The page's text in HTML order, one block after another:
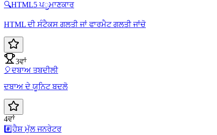
🔍HTML5 ਪ್ರਮਾਣਕਾਰ
HTML ਦੀ ਸੰਟੈਕਸ ਗਲਤੀ ਜਾਂ ਫਾਰਮੈਟ ਗਲਤੀ ਜਾਂਚੋ
3ਵਾਂ
🎈ਦਬਾਅ ਤਬਦੀਲੀ
ਦਬਾਅ ਦੇ ਯੂਨਿਟ ਬਦਲੋ
4ਵਾਂ
#️⃣ਹੈਸ਼ ਮੁੱਲ ਜਨਰੇਟਰ